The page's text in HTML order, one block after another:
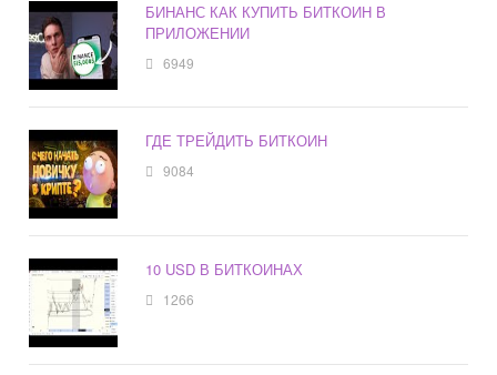
БИНАНС КАК КУПИТЬ БИТКОИН В
ПРИЛОЖЕНИИ
6949
ГДЕ ТРЕЙДИТЬ БИТКОИН
9084
10 USD В БИТКОИНАХ
1266